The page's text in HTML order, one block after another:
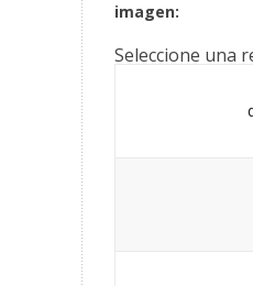
imagen:
Seleccione una